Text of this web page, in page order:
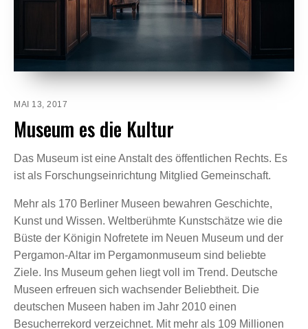
MAI 13, 2017
Museum es die Kultur
Das Museum ist eine Anstalt des öffentlichen Rechts. Es
ist als Forschungseinrichtung Mitglied Gemeinschaft.
Mehr als 170 Berliner Museen bewahren Geschichte,
Kunst und Wissen. Weltberühmte Kunstschätze wie die
Büste der Königin Nofretete im Neuen Museum und der
Pergamon-Altar im Pergamonmuseum sind beliebte
Ziele. Ins Museum gehen liegt voll im Trend. Deutsche
Museen erfreuen sich wachsender Beliebtheit. Die
deutschen Museen haben im Jahr 2010 einen
Besucherrekord verzeichnet. Mit mehr als 109 Millionen